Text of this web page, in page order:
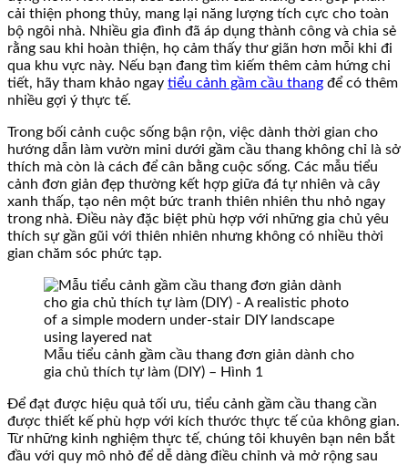
cải thiện phong thủy, mang lại năng lượng tích cực cho toàn
bộ ngôi nhà. Nhiều gia đình đã áp dụng thành công và chia sẻ
rằng sau khi hoàn thiện, họ cảm thấy thư giãn hơn mỗi khi đi
qua khu vực này. Nếu bạn đang tìm kiếm thêm cảm hứng chi
tiết, hãy tham khảo ngay tiểu cảnh gầm cầu thang để có thêm
nhiều gợi ý thực tế.
Trong bối cảnh cuộc sống bận rộn, việc dành thời gian cho
hướng dẫn làm vườn mini dưới gầm cầu thang không chỉ là sở
thích mà còn là cách để cân bằng cuộc sống. Các mẫu tiểu
cảnh đơn giản đẹp thường kết hợp giữa đá tự nhiên và cây
xanh thấp, tạo nên một bức tranh thiên nhiên thu nhỏ ngay
trong nhà. Điều này đặc biệt phù hợp với những gia chủ yêu
thích sự gần gũi với thiên nhiên nhưng không có nhiều thời
gian chăm sóc phức tạp.
Mẫu tiểu cảnh gầm cầu thang đơn giản dành cho
gia chủ thích tự làm (DIY) – Hình 1
Để đạt được hiệu quả tối ưu, tiểu cảnh gầm cầu thang cần
được thiết kế phù hợp với kích thước thực tế của không gian.
Từ những kinh nghiệm thực tế, chúng tôi khuyên bạn nên bắt
đầu với quy mô nhỏ để dễ dàng điều chỉnh và mở rộng sau